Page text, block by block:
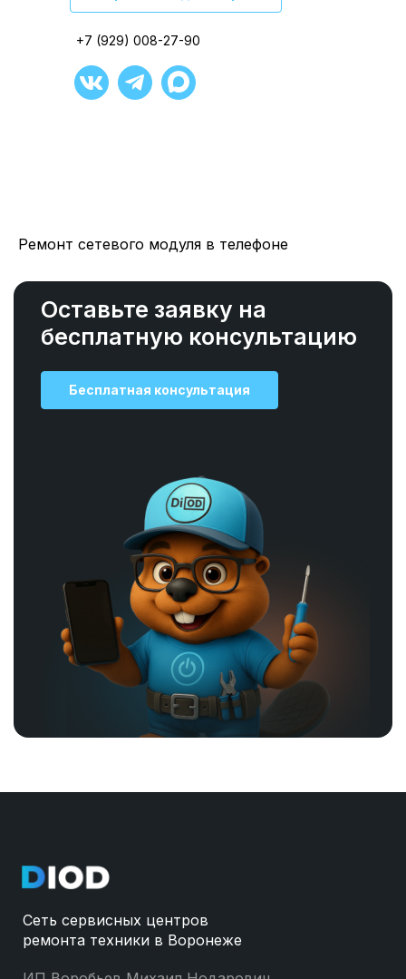
+7 (929) 008-27-90
+7 (929) 008-27-90
+7 (929) 008-27-90
+7 (929) 008-27-90
+7 (929) 008-27-90
Ремонт сетевого модуля в телефоне
Оставьте заявку на
бесплатную консультацию
Бесплатная консультация
Сеть сервисных центров
ремонта техники в Воронеже